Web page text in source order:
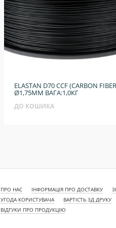
ELASTAN D70 CCF (CARBON
Ø1,75ММ ВАГА:1,0КГ
ДО КОШИКА
ПРО НАС ІНФОРМАЦІЯ ПРО ДОСТАВКУ
УГОДА КОРИСТУВАЧА
ВАРТІСТЬ 3Д ДРУКУ
ВІДГУКИ ПРО ПРОДУКЦІЮ